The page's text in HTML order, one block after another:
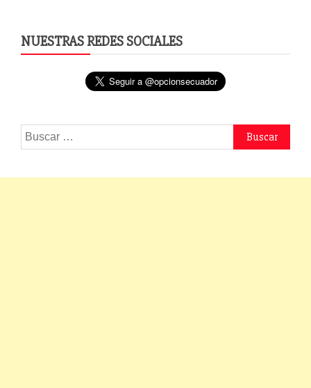
NUESTRAS REDES SOCIALES
Buscar: